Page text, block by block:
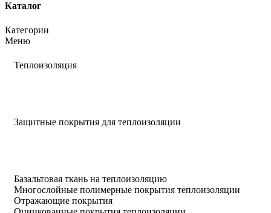
Каталог
Категории
Меню
Теплоизоляция
Защитные покрытия для теплоизоляции
Базальтовая ткань на теплоизоляцию
Многослойные полимерные покрытия теплоизоляции
Отражающие покрытия